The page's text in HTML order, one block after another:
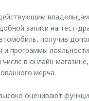
владельцам
записи на тест-
получив
программы
в онлайн-
мерча.
оценивают